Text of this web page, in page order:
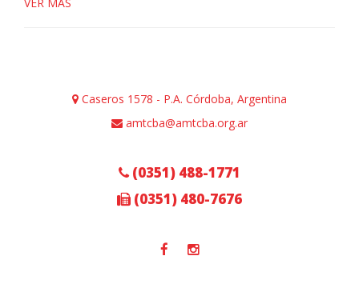
Caseros 1578 - P.A. Córdoba, Argentina
amtcba@amtcba.org.ar
(0351) 488-1771
(0351) 480-7676